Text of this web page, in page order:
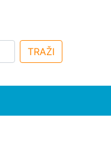
TRAŽI